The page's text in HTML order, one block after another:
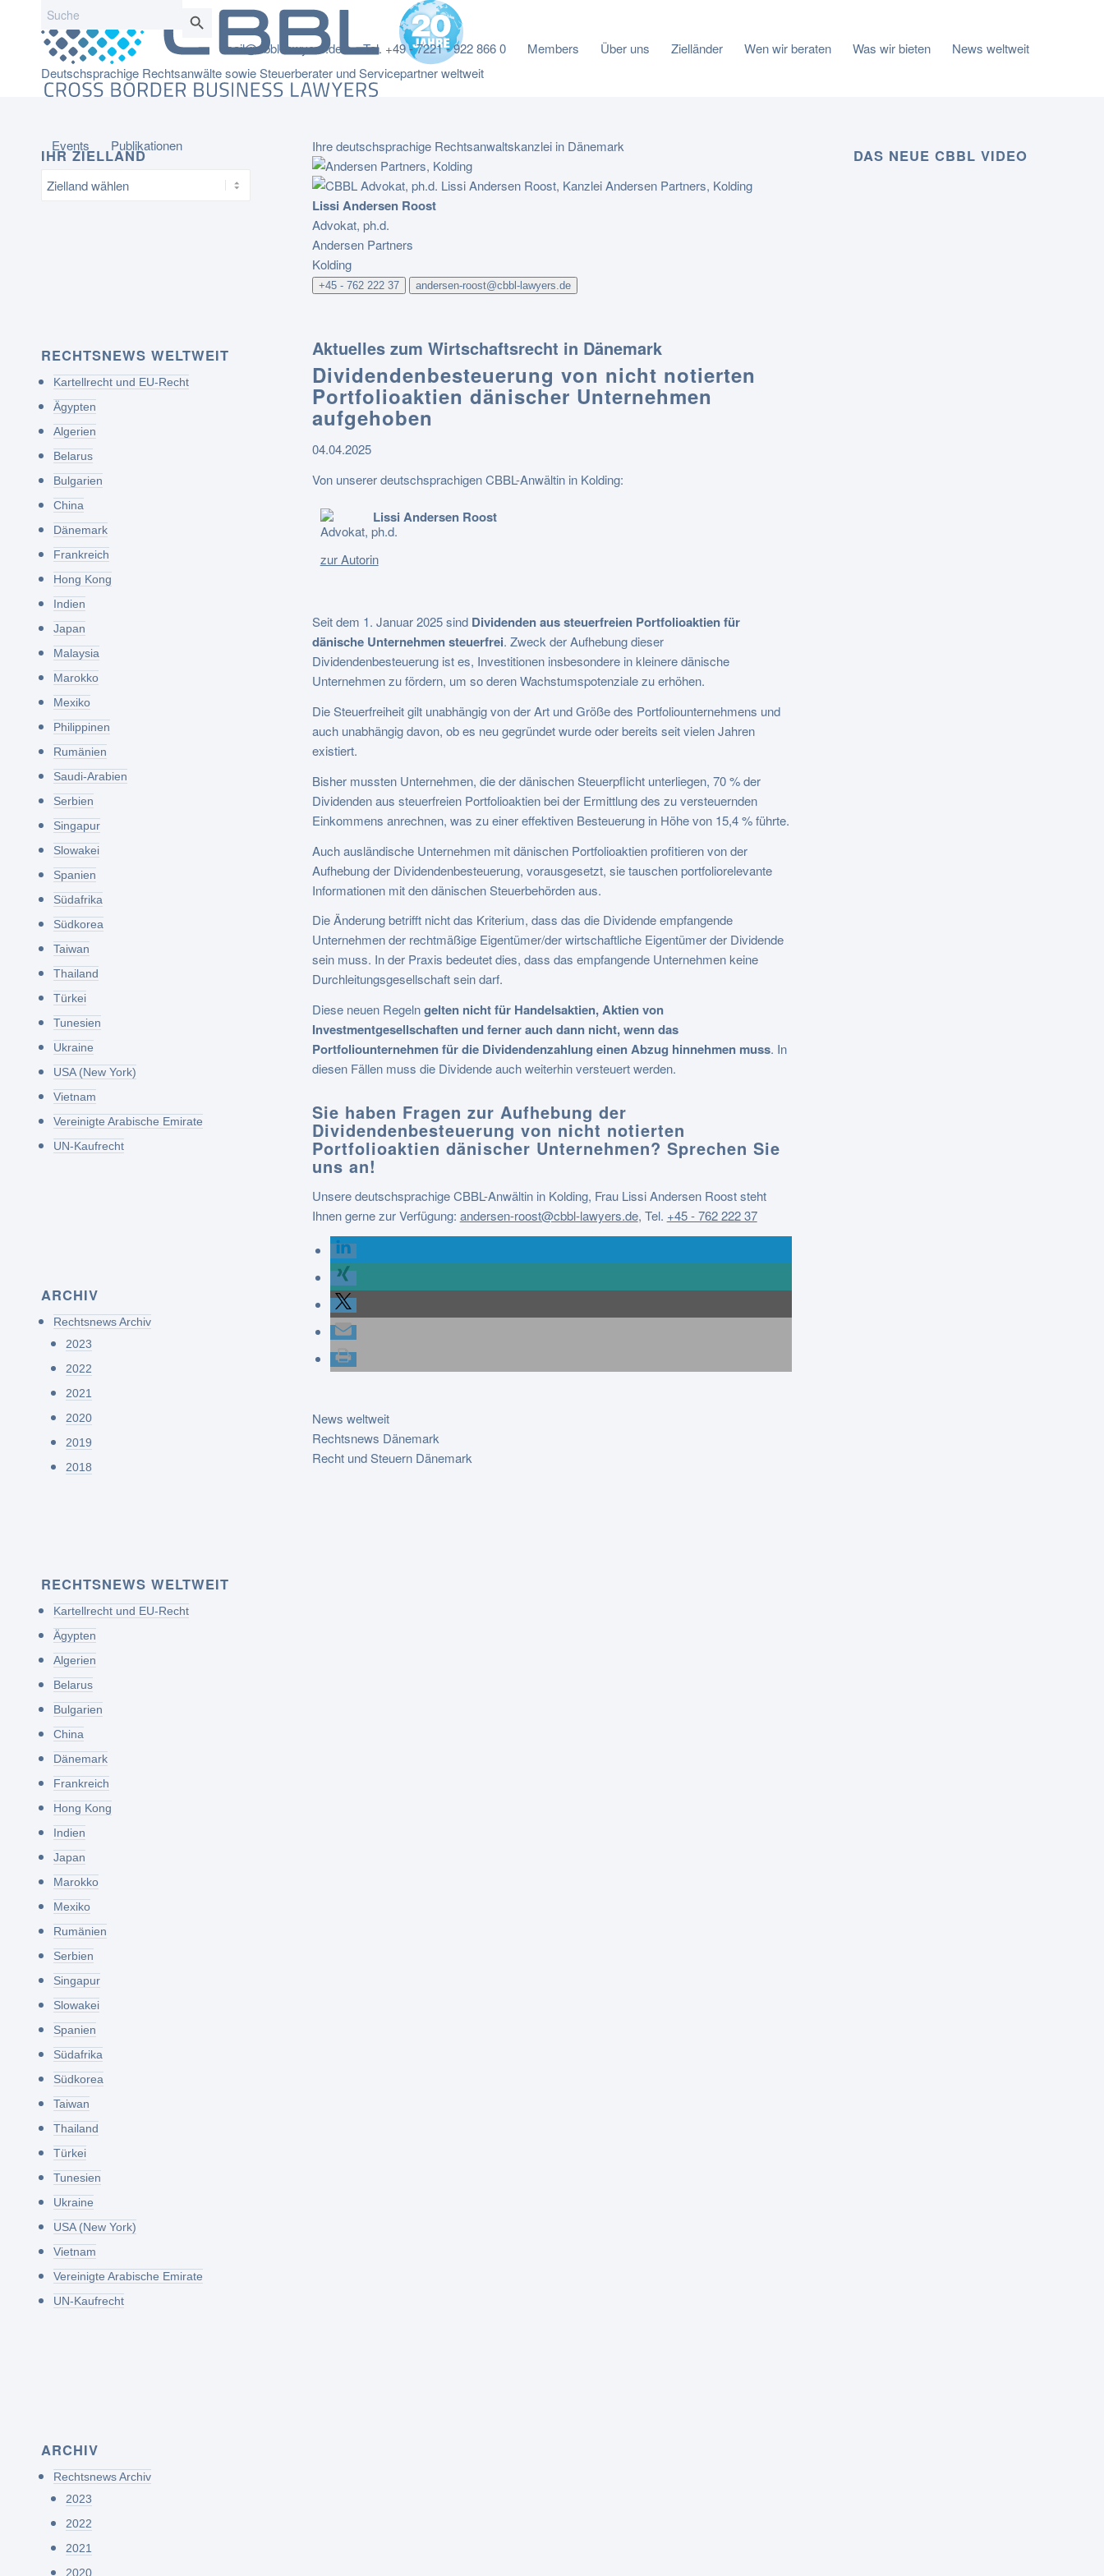
for:
mail@cbbl-lawyers.de Tel. +49 - 7221 - 922 866 0 Members Über uns Zielländer Wen wir beraten Was wir bieten News weltweit
Events Publikationen
Deutschsprachige Rechtsanwälte sowie Steuerberater und Servicepartner weltweit
IHR ZIELLAND
RECHTSNEWS WELTWEIT
Kartellrecht und EU-Recht
Ägypten
Algerien
Belarus
Bulgarien
China
Dänemark
Frankreich
Hong Kong
Indien
Japan
Malaysia
Marokko
Mexiko
Philippinen
Rumänien
Saudi-Arabien
Serbien
Singapur
Slowakei
Spanien
Südafrika
Südkorea
Taiwan
Thailand
Türkei
Tunesien
Ukraine
USA (New York)
Vietnam
Vereinigte Arabische Emirate
UN-Kaufrecht
ARCHIV
Rechtsnews Archiv
2023
2022
2021
2020
2019
2018
Ihre deutschsprachige Rechtsanwaltskanzlei in Dänemark
Lissi Andersen Roost
Advokat, ph.d.
Andersen Partners
Kolding
+45 - 762 222 37 andersen-roost@cbbl-lawyers.de
Aktuelles zum Wirtschaftsrecht in Dänemark
Dividendenbesteuerung von nicht notierten
Portfolioaktien dänischer Unternehmen
aufgehoben
04.04.2025
Von unserer deutschsprachigen CBBL-Anwältin in Kolding:
Lissi Andersen Roost
Advokat, ph.d.
zur Autorin
Seit dem 1. Januar 2025 sind Dividenden aus steuerfreien Portfolioaktien für
dänische Unternehmen steuerfrei. Zweck der Aufhebung dieser
Dividendenbesteuerung ist es, Investitionen insbesondere in kleinere dänische
Unternehmen zu fördern, um so deren Wachstumspotenziale zu erhöhen.
Die Steuerfreiheit gilt unabhängig von der Art und Größe des Portfoliounternehmens und
auch unabhängig davon, ob es neu gegründet wurde oder bereits seit vielen Jahren
existiert.
Bisher mussten Unternehmen, die der dänischen Steuerpflicht unterliegen, 70 % der
Dividenden aus steuerfreien Portfolioaktien bei der Ermittlung des zu versteuernden
Einkommens anrechnen, was zu einer effektiven Besteuerung in Höhe von 15,4 % führte.
Auch ausländische Unternehmen mit dänischen Portfolioaktien profitieren von der
Aufhebung der Dividendenbesteuerung, vorausgesetzt, sie tauschen portfoliorelevante
Informationen mit den dänischen Steuerbehörden aus.
Die Änderung betrifft nicht das Kriterium, dass das die Dividende empfangende
Unternehmen der rechtmäßige Eigentümer/der wirtschaftliche Eigentümer der Dividende
sein muss. In der Praxis bedeutet dies, dass das empfangende Unternehmen keine
Durchleitungsgesellschaft sein darf.
Diese neuen Regelngelten nicht für Handelsaktien, Aktien von
Investmentgesellschaften und ferner auch dann nicht, wenn das
Portfoliounternehmen für die Dividendenzahlung einen Abzug hinnehmen muss. In
diesen Fällen muss die Dividende auch weiterhin versteuert werden.
Sie haben Fragen zur Aufhebung der
Dividendenbesteuerung von nicht notierten
Portfolioaktien dänischer Unternehmen? Sprechen Sie
uns an!
Unsere deutschsprachige CBBL-Anwältin in Kolding, Frau Lissi Andersen Roost steht
Ihnen gerne zur Verfügung: andersen-roost@cbbl-lawyers.de, Tel. +45 - 762 222 37
News weltweit
Rechtsnews Dänemark
Recht und Steuern Dänemark
DAS NEUE CBBL VIDEO
RECHTSNEWS WELTWEIT
Kartellrecht und EU-Recht
Ägypten
Algerien
Belarus
Bulgarien
China
Dänemark
Frankreich
Hong Kong
Indien
Japan
Marokko
Mexiko
Rumänien
Serbien
Singapur
Slowakei
Spanien
Südafrika
Südkorea
Taiwan
Thailand
Türkei
Tunesien
Ukraine
USA (New York)
Vietnam
Vereinigte Arabische Emirate
UN-Kaufrecht
ARCHIV
Rechtsnews Archiv
2023
2022
2021
2020